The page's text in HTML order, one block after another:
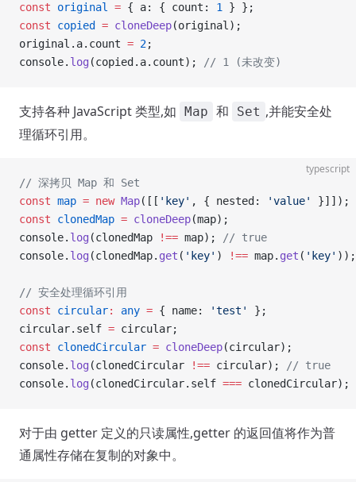
const original = { a: { count: 1
} };
const copied = cloneDeep(original);
original.a.count = 2;
console. log (copied.a.count); // 1 (未改变)
支持各种 JavaScript 类型,如 Map 和 Set ,并能安全处
理循环引用。
typescript
// 深拷贝 Map 和 Set
const map = new Map([[ 'key' , { nested: 'value'
}]]);
const clonedMap = cloneDeep(map);
console. log (clonedMap !== map);
// true
console. log (clonedMap. get ( 'key' ) !== map. get ( 'key'
// 安全处理循环引用
const circular: any = { name: 'test'
};
circular.self = circular;
const clonedCircular = cloneDeep(circular);
console. log (clonedCircular !== circular);
// true
console. log (clonedCircular.self === clonedCircular);
对于由 getter 定义的只读属性,getter 的返回值将作为普
通属性存储在复制的对象中。